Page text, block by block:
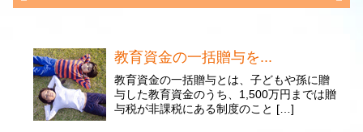
教育資金の一括贈与を...
教育資金の一括贈与とは、子どもや孫に贈
与した教育資金のうち、1,500万円までは贈
与税が非課税にある制度のこと […]